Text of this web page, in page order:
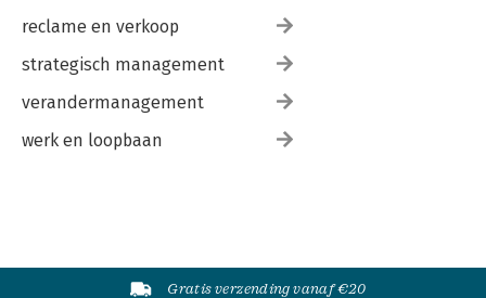
reclame en verkoop
strategisch management
verandermanagement
werk en loopbaan
Gratis verzending vanaf €20